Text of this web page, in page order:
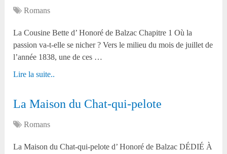
Romans
La Cousine Bette d’ Honoré de Balzac Chapitre 1 Où la
passion va-t-elle se nicher ? Vers le milieu du mois de juillet de
l’année 1838, une de ces …
Lire la suite..
La Maison du Chat-qui-pelote
Romans
La Maison du Chat-qui-pelote d’ Honoré de Balzac DÉDIÉ À